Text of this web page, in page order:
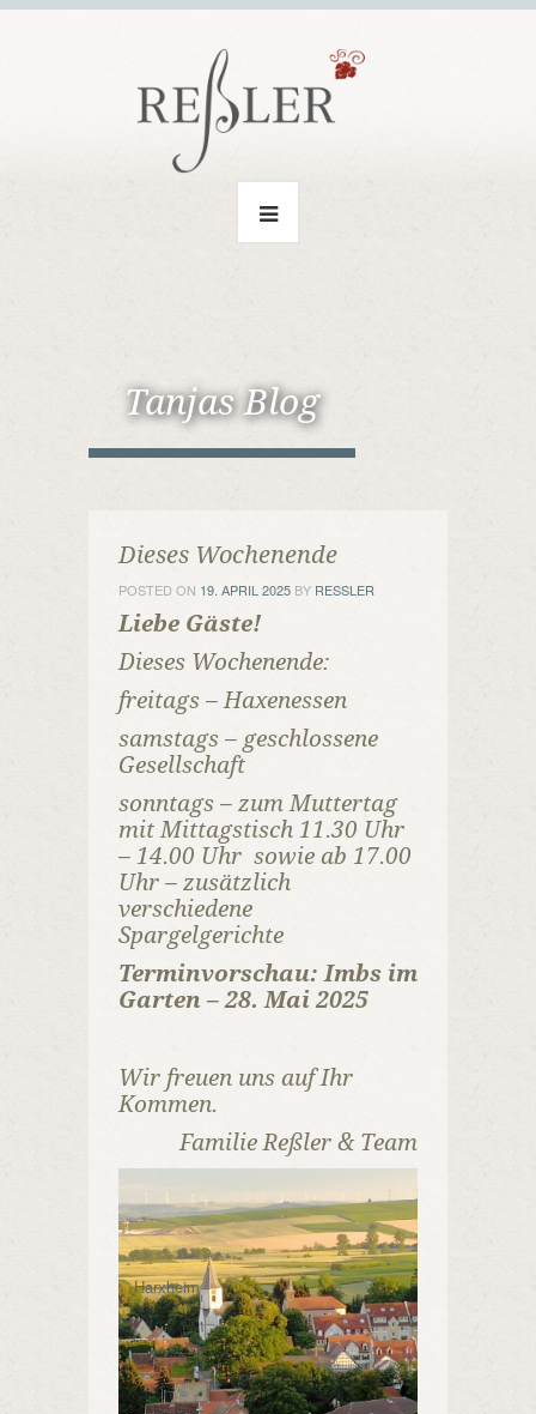
Tanjas Blog
Dieses Wochenende
POSTED ON 19. APRIL 2025 BY RESSLER
Liebe Gäste!
Dieses Wochenende:
freitags – Haxenessen
samstags – geschlossene
Gesellschaft
sonntags – zum Muttertag
mit Mittagstisch 11.30 Uhr
– 14.00 Uhr sowie ab 17.00
Uhr – zusätzlich
verschiedene
Spargelgerichte
Terminvorschau: Imbs im
Garten – 28. Mai 2025
Wir freuen uns auf Ihr
Kommen.
Familie Reßler & Team
Harxheim